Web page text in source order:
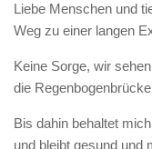
Liebe Menschen und
Weg zu einer langen
Keine Sorge, wir
die
Bis dahin behaltet
und bleibt gesund und